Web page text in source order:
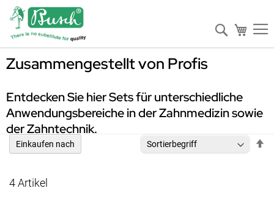
Mein
Suche
Zusammengestellt von Profis
Entdecken Sie hier Sets für unterschiedliche
Anwendungsbereiche in der Zahnmedizin sowie
der Zahntechnik.
4Artikel
Einkaufen nach